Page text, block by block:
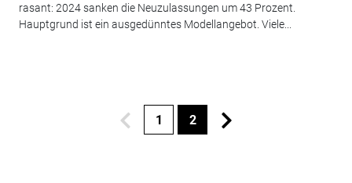
rasant: 2024 sanken die Neuzulassungen um 43 Prozent.
Hauptgrund ist ein ausgedünntes Modellangebot. Viele...
1 2